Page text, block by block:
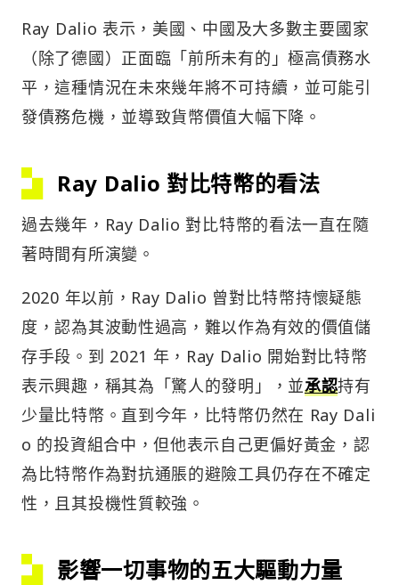
Ray Dalio 表示，美國、中國及大多數主要國家
（除了德國）正面臨「前所未有的」極高債務水
平，這種情況在未來幾年將不可持續，並可能引
發債務危機，並導致貨幣價值大幅下降。
Ray Dalio 對比特幣的看法
過去幾年，Ray Dalio 對比特幣的看法一直在隨
著時間有所演變。
2020 年以前，Ray Dalio 曾對比特幣持懷疑態
度，認為其波動性過高，難以作為有效的價值儲
存手段。到 2021 年，Ray Dalio 開始對比特幣
表示興趣，稱其為「驚人的發明」，並承認持有
少量比特幣。直到今年，比特幣仍然在 Ray Dali
o 的投資組合中，但他表示自己更偏好黃金，認
為比特幣作為對抗通脹的避險工具仍存在不確定
性，且其投機性質較強。
影響一切事物的五大驅動力量